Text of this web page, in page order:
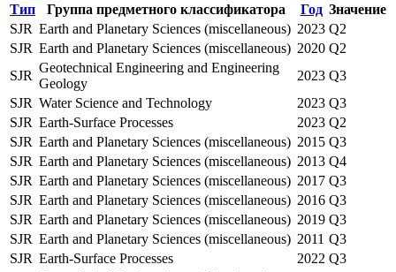
Тип
Группа предметного классификатора Год Значение
SJR Earth and Planetary Sciences (miscellaneous) 2023 Q2
SJR Earth and Planetary Sciences (miscellaneous) 2020 Q2
SJR
Geotechnical Engineering and Engineering
Geology
2023 Q3
SJR Water Science and Technology 2023 Q3
SJR Earth-Surface Processes 2023 Q2
SJR Earth and Planetary Sciences (miscellaneous) 2015 Q3
SJR Earth and Planetary Sciences (miscellaneous) 2013 Q4
SJR Earth and Planetary Sciences (miscellaneous) 2017 Q3
SJR Earth and Planetary Sciences (miscellaneous) 2016 Q3
SJR Earth and Planetary Sciences (miscellaneous) 2019 Q3
SJR Earth and Planetary Sciences (miscellaneous) 2011 Q3
SJR Earth-Surface Processes 2022 Q3